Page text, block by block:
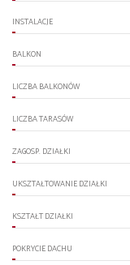
INSTALACJE
BALKON
LICZBA BALKONÓW
LICZBA TARASÓW
ZAGOSP. DZIAŁKI
UKSZTAŁTOWANIE DZIAŁKI
KSZTAŁT DZIAŁKI
POKRYCIE DACHU